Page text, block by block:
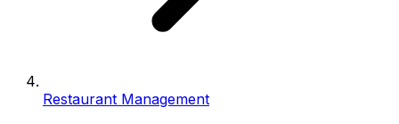
Restaurant Management